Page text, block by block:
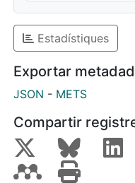
Estadístiques
Exportar
JSON - METS
Compartir